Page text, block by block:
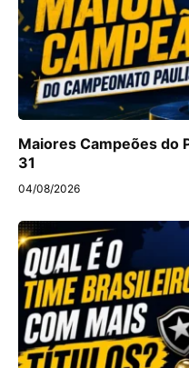
Maiores Campeões do
31
04/08/2026